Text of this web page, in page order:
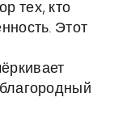
тех, кто
Этот